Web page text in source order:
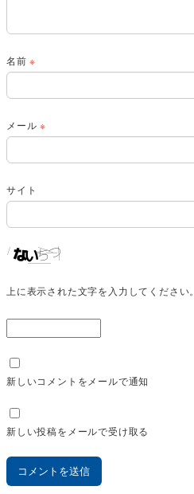
名前※
メール※
サイト
上に表示された文字を入力してください。
新しいコメントをメールで通知
新しい投稿をメールで受け取る